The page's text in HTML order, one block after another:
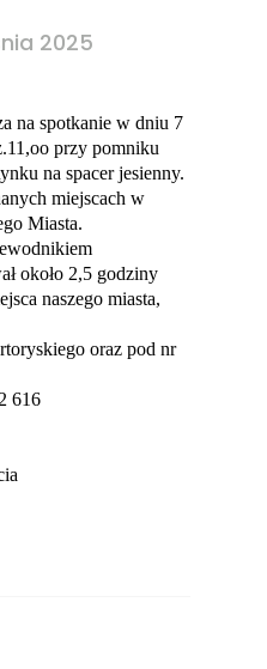
2025
na spotkanie w dniu 7
przy pomniku
na spacer jesienny.
miejscach w
Miasta.
około 2,5 godziny
naszego miasta,
oraz pod nr
616